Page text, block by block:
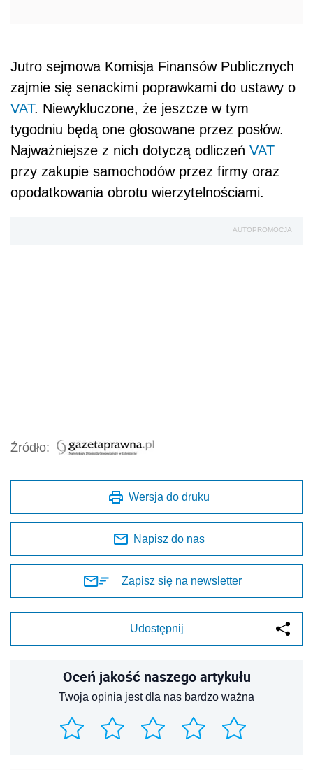
Jutro sejmowa Komisja Finansów Publicznych
zajmie się senackimi poprawkami do ustawy o
VAT. Niewykluczone, że jeszcze w tym
tygodniu będą one głosowane przez posłów.
Najważniejsze z nich dotyczą odliczeń VAT
przy zakupie samochodów przez firmy oraz
opodatkowania obrotu wierzytelnościami.
AUTOPROMOCJA
Źródło:
Wersja do druku
Napisz do nas
Zapisz się na newsletter
Udostępnij
Oceń jakość naszego artykułu
Twoja opinia jest dla nas bardzo ważna